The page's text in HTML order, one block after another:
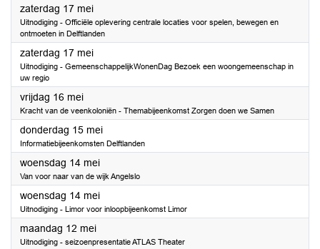
zaterdag 17 mei2025
Uitnodiging - Officiële oplevering centrale locaties voor spelen, bewegen en
ontmoeten in Delftlanden
zaterdag 17 mei2025
Uitnodiging - GemeenschappelijkWonenDag Bezoek een woongemeenschap in
uw regio
vrijdag 16 mei2025
Kracht van de veenkoloniën - Themabijeenkomst Zorgen doen we Samen
donderdag 15 mei2025
Informatiebijeenkomsten Delftlanden
woensdag 14 mei2025
Van voor naar van de wijk Angelslo
woensdag 14 mei2025
Uitnodiging - Limor voor inloopbijeenkomst Limor
maandag 12 mei2025
Uitnodiging - seizoenpresentatie ATLAS Theater